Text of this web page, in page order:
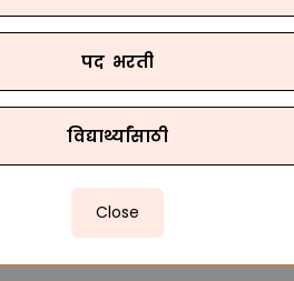
पद भरती
विद्यार्थ्यांसाठी
Close